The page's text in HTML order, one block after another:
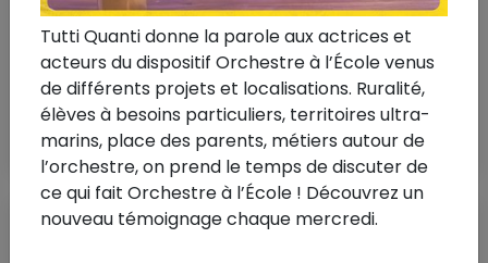
20 décembre 2023#Vidéo
Retour sur 2023
Lire la suite
Tutti Quanti donne la parole aux actrices et
acteurs du dispositif Orchestre à l’École venus
de différents projets et localisations. Ruralité,
élèves à besoins particuliers, territoires ultra-
marins, place des parents, métiers autour de
l’orchestre, on prend le temps de discuter de
ce qui fait Orchestre à l’École ! Découvrez un
nouveau témoignage chaque mercredi.